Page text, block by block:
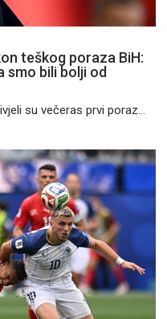
teškog poraza BiH:
smo bili bolji od
su večeras prvi poraz...